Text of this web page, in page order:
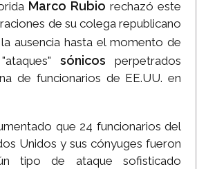
Marco Rubio rechazó este
de su colega republicano
ausencia hasta el momento de
sónicos perpetrados
de funcionarios de EE.UU. en
que 24 funcionarios del
Unidos y sus cónyuges fueron
tipo de ataque sofisticado